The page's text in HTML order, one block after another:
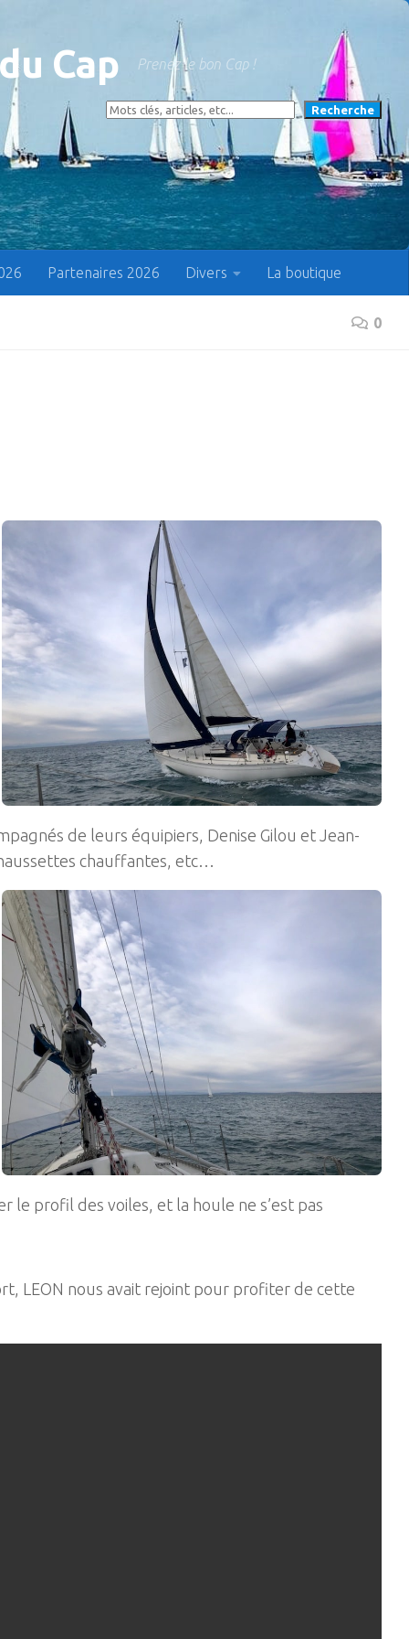
Cap Prenez le bon Cap !
Rechercher Recherche
Partenaires 2026 Divers La boutique
0
de leurs équipiers, Denise Gilou et Jean-
chauffantes, etc…
le profil des voiles, et la houle ne s’est pas
LEON nous avait rejoint pour profiter de cette